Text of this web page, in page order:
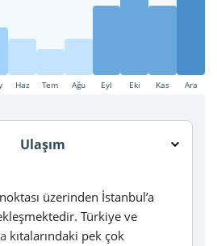
Haz Tem Ağu Eyl Eki Kas Ara
Ulaşım
üzerinden İstanbul’a
Türkiye ve
kıtalarındaki pek çok